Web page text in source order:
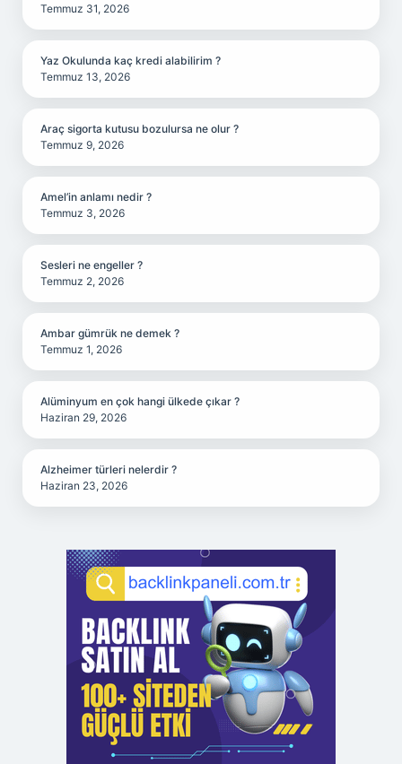
Temmuz 31, 2026
Yaz Okulunda kaç kredi alabilirim ?
Temmuz 13, 2026
Araç sigorta kutusu bozulursa ne olur ?
Temmuz 9, 2026
Amel’in anlamı nedir ?
Temmuz 3, 2026
Sesleri ne engeller ?
Temmuz 2, 2026
Ambar gümrük ne demek ?
Temmuz 1, 2026
Alüminyum en çok hangi ülkede çıkar ?
Haziran 29, 2026
Alzheimer türleri nelerdir ?
Haziran 23, 2026